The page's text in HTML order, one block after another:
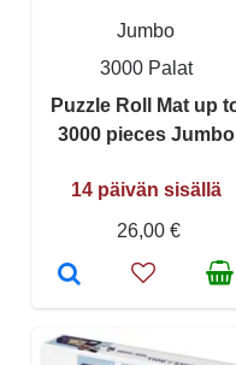
Jumbo
3000 Palat
Puzzle Roll Mat up
3000 pieces Jumbo
14 päivän sisällä
26,00 €